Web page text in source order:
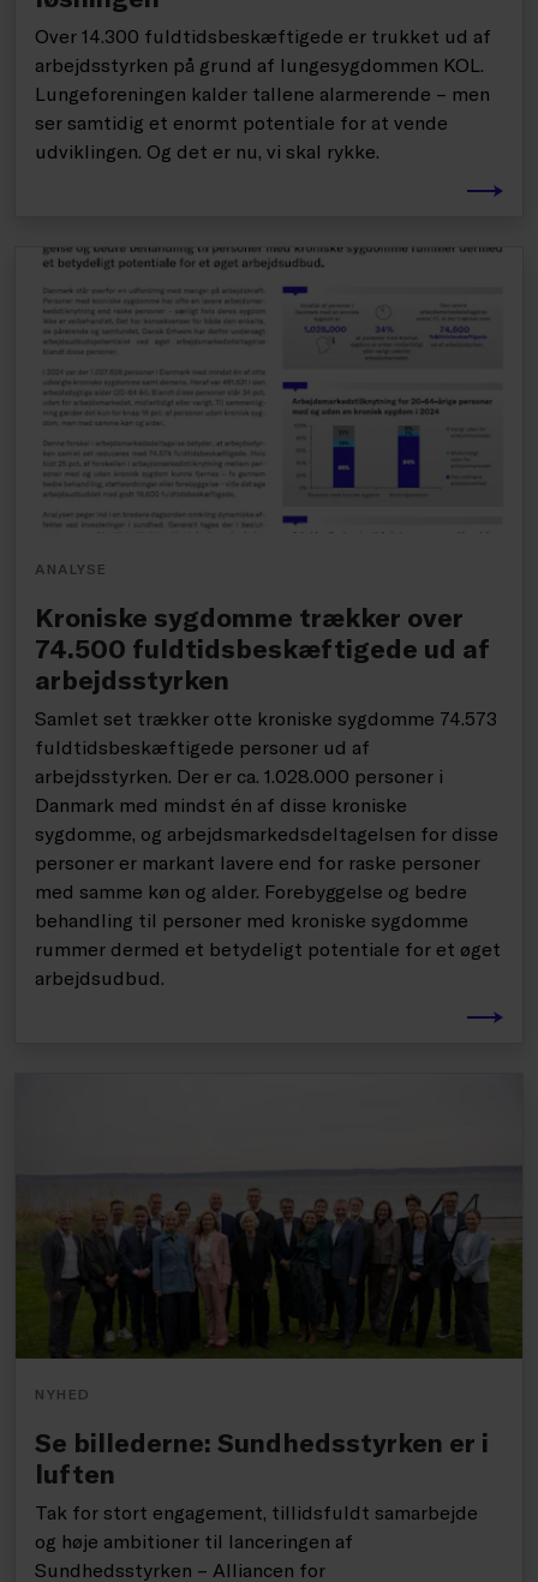
Over 14.300 fuldtidsbeskæftigede er trukket ud af
arbejdsstyrken på grund af lungesygdommen KOL.
Lungeforeningen kalder tallene alarmerende – men
ser samtidig et enormt potentiale for at vende
udviklingen. Og det er nu, vi skal rykke.
ANALYSE
Kroniske sygdomme trækker over
74.500 fuldtidsbeskæftigede ud af
arbejdsstyrken
Samlet set trækker otte kroniske sygdomme 74.573
fuldtidsbeskæftigede personer ud af
arbejdsstyrken. Der er ca. 1.028.000 personer i
Danmark med mindst én af disse kroniske
sygdomme, og arbejdsmarkedsdeltagelsen for disse
personer er markant lavere end for raske personer
med samme køn og alder. Forebyggelse og bedre
behandling til personer med kroniske sygdomme
rummer dermed et betydeligt potentiale for et øget
arbejdsudbud.
NYHED
Se billederne: Sundhedsstyrken er i
luften
Tak for stort engagement, tillidsfuldt samarbejde
og høje ambitioner til lanceringen af
Sundhedsstyrken – Alliancen for